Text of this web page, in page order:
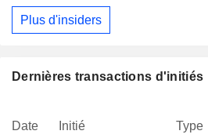
Plus d'insiders
Dernières transactions d'initiés
Date Initié Type